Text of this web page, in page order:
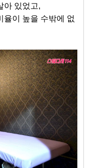
아 있었고,
율이 높을 수밖에 없